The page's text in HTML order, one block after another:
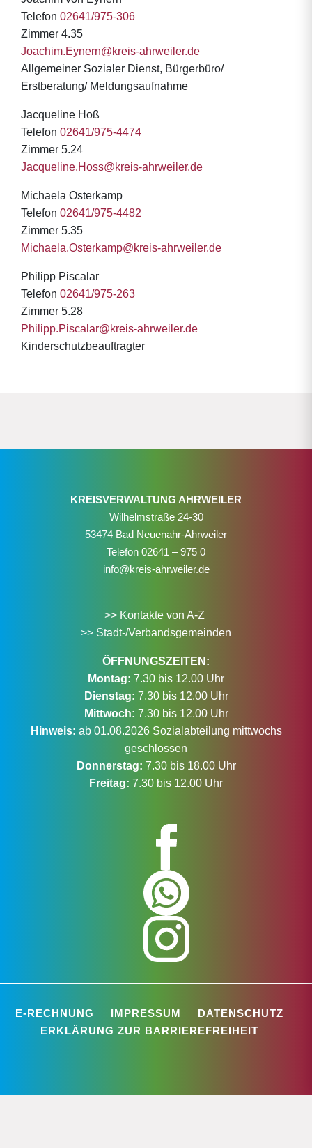
Telefon 02641/975-306
Zimmer 4.35
Joachim.Eynern@kreis-ahrweiler.de
Allgemeiner Sozialer Dienst, Bürgerbüro/
Erstberatung/ Meldungsaufnahme
Jacqueline Hoß
Telefon 02641/975-4474
Zimmer 5.24
Jacqueline.Hoss@kreis-ahrweiler.de
Michaela Osterkamp
Telefon 02641/975-4482
Zimmer 5.35
Michaela.Osterkamp@kreis-ahrweiler.de
Philipp Piscalar
Telefon 02641/975-263
Zimmer 5.28
Philipp.Piscalar@kreis-ahrweiler.de
Kinderschutzbeauftragter
KREISVERWALTUNG AHRWEILER
Wilhelmstraße 24-30
53474 Bad Neuenahr-Ahrweiler
Telefon 02641 – 975 0
info@kreis-ahrweiler.de
>> Kontakte von A-Z
>> Stadt-/Verbandsgemeinden
ÖFFNUNGSZEITEN:
Montag: 7.30 bis 12.00 Uhr
Dienstag: 7.30 bis 12.00 Uhr
Mittwoch: 7.30 bis 12.00 Uhr
Hinweis: ab 01.08.2026 Sozialabteilung mittwochs
geschlossen
Donnerstag: 7.30 bis 18.00 Uhr
Freitag: 7.30 bis 12.00 Uhr
E-RECHNUNG IMPRESSUM
DATENSCHUTZ
ERKLÄRUNG ZUR BARRIEREFREIHEIT